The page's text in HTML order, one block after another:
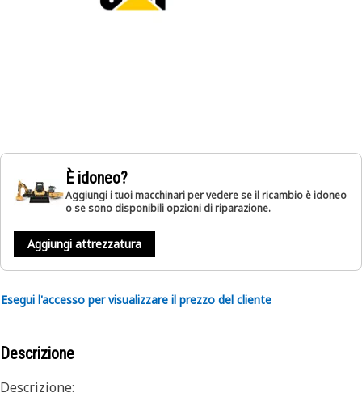
È idoneo?
Aggiungi i tuoi macchinari per vedere se il ricambio è idoneo
o se sono disponibili opzioni di riparazione.
Aggiungi attrezzatura
Esegui l'accesso per visualizzare il prezzo del cliente
Descrizione
Descrizione: